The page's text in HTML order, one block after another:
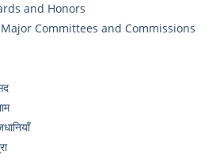
and Honors
Major Committees and Commissions